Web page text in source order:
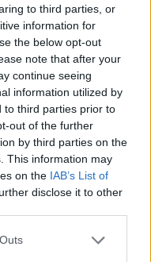
to third parties, or
information for
the below opt-out
note that after your
continue seeing
information utilized by
to third parties prior to
out of the further
by third parties on the
This information may
on the IAB’s List of
disclose it to other
one or more Google
«Όνειρό μου να
το ΝΒΑ Europe
Βιλερμπάν» - Η
ανάρτηση
έκανε
ευρώ στο α' εξάμηνο –